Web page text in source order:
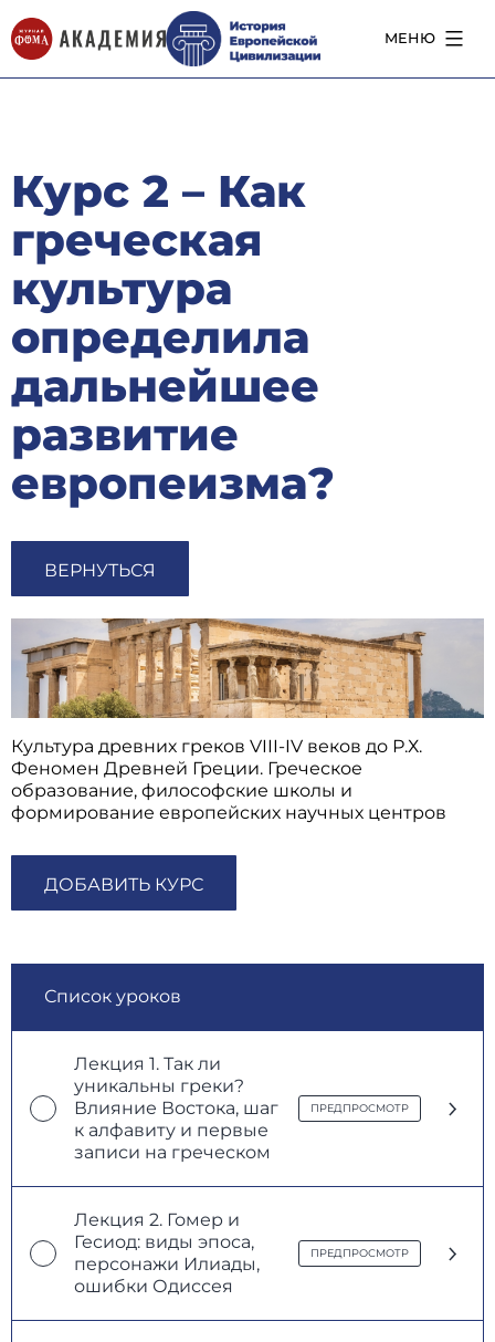
содержимому
МЕНЮ
Курс 2 – Как
греческая
культура
определила
дальнейшее
развитие
европеизма?
ВЕРНУТЬСЯ
Культура древних греков VIII-IV веков до Р.Х.
Феномен Древней Греции. Греческое
образование, философские школы и
формирование европейских научных центров
ДОБАВИТЬ КУРС
Лекция 1. Так ли
уникальны греки?
Влияние Востока, шаг
к алфавиту и первые
записи на греческом
ПРЕДПРОСМОТР
Лекция 2. Гомер и
Гесиод: виды эпоса,
персонажи Илиады,
ошибки Одиссея
ПРЕДПРОСМОТР